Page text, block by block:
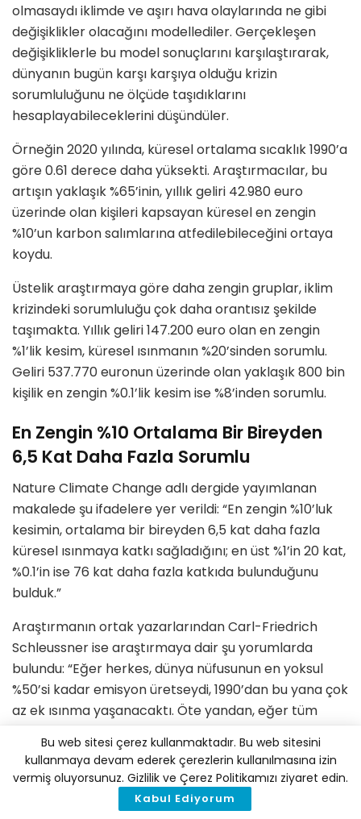
olmasaydı iklimde ve aşırı hava olaylarında ne gibi
değişiklikler olacağını modellediler. Gerçekleşen
değişikliklerle bu model sonuçlarını karşılaştırarak,
dünyanın bugün karşı karşıya olduğu krizin
sorumluluğunu ne ölçüde taşıdıklarını
hesaplayabileceklerini düşündüler.
Örneğin 2020 yılında, küresel ortalama sıcaklık 1990’a
göre 0.61 derece daha yüksekti. Araştırmacılar, bu
artışın yaklaşık %65’inin, yıllık geliri 42.980 euro
üzerinde olan kişileri kapsayan küresel en zengin
%10’un karbon salımlarına atfedilebileceğini ortaya
koydu.
Üstelik araştırmaya göre daha zengin gruplar, iklim
krizindeki sorumluluğu çok daha orantısız şekilde
taşımakta. Yıllık geliri 147.200 euro olan en zengin
%1’lik kesim, küresel ısınmanın %20’sinden sorumlu.
Geliri 537.770 euronun üzerinde olan yaklaşık 800 bin
kişilik en zengin %0.1’lik kesim ise %8’inden sorumlu.
En Zengin %10 Ortalama Bir Bireyden
6,5 Kat Daha Fazla Sorumlu
Nature Climate Change adlı dergide yayımlanan
makalede şu ifadelere yer verildi: “En zengin %10’luk
kesimin, ortalama bir bireyden 6,5 kat daha fazla
küresel ısınmaya katkı sağladığını; en üst %1’in 20 kat,
%0.1’in ise 76 kat daha fazla katkıda bulunduğunu
bulduk.”
Araştırmanın ortak yazarlarından Carl-Friedrich
Schleussner ise araştırmaya dair şu yorumlarda
bulundu: “Eğer herkes, dünya nüfusunun en yoksul
%50’si kadar emisyon üretseydi, 1990’dan bu yana çok
az ek ısınma yaşanacaktı. Öte yandan, eğer tüm
emisyon üretmiş olsaydı, sıcaklık artışı sırasıyla 2.9
derece, 6.7 derece veya yaşanamaz düzeyde olan
12.2 derece olurdu.”
Bu web sitesi çerez kullanmaktadır. Bu web sitesini
kullanmaya devam ederek çerezlerin kullanılmasına izin
vermiş oluyorsunuz. Gizlilik ve Çerez Politikamızı ziyaret edin.
Kabul Ediyorum